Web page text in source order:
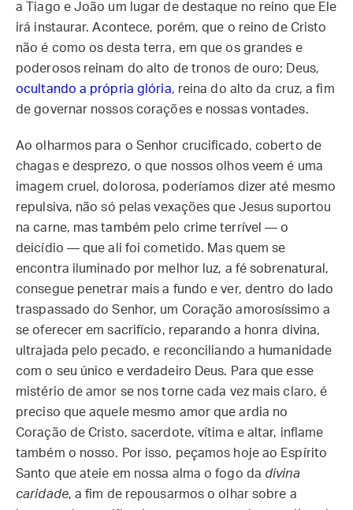
a Tiago e João um lugar de destaque no reino que Ele
irá instaurar. Acontece, porém, que o reino de Cristo
não é como os desta terra, em que os grandes e
poderosos reinam do alto de tronos de ouro; Deus,
ocultando a própria glória, reina do alto da cruz, a fim
de governar nossos corações e nossas vontades.
Ao olharmos para o Senhor crucificado, coberto de
chagas e desprezo, o que nossos olhos veem é uma
imagem cruel, dolorosa, poderíamos dizer até mesmo
repulsiva, não só pelas vexações que Jesus suportou
na carne, mas também pelo crime terrível — o
deicídio — que ali foi cometido. Mas quem se
encontra iluminado por melhor luz, a fé sobrenatural,
consegue penetrar mais a fundo e ver, dentro do lado
traspassado do Senhor, um Coração amorosíssimo a
se oferecer em sacrifício, reparando a honra divina,
ultrajada pelo pecado, e reconciliando a humanidade
com o seu único e verdadeiro Deus. Para que esse
mistério de amor se nos torne cada vez mais claro, é
preciso que aquele mesmo amor que ardia no
Coração de Cristo, sacerdote, vítima e altar, inflame
também o nosso. Por isso, peçamos hoje ao Espírito
Santo que ateie em nossa alma o fogo da divina
caridade, a fim de repousarmos o olhar sobre a